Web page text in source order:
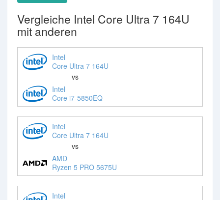
Vergleiche Intel Core Ultra 7 164U
mit anderen
Intel
Core Ultra 7 164U
vs
Intel
Core i7-5850EQ
Intel
Core Ultra 7 164U
vs
AMD
Ryzen 5 PRO 5675U
Intel